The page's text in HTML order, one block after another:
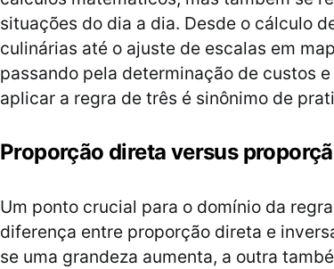
situações do dia a dia. Desde o cálculo
culinárias até o ajuste de escalas em
passando pela determinação de custos
aplicar a regra de três é sinônimo de
Proporção direta versus
Um ponto crucial para o domínio da
diferença entre proporção direta e
se uma grandeza aumenta, a outra